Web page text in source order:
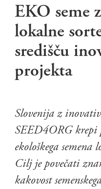
EKO seme
lokalne
središču
projekta
Slovenija z
SEED4ORG krepi
ekološkega
Cilj je povečati
kakovost